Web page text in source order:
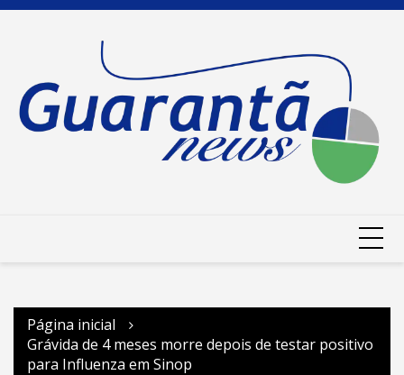
Ir
Página inicial
Grávida de 4 meses morre depois de testar positivo
para Influenza em Sinop